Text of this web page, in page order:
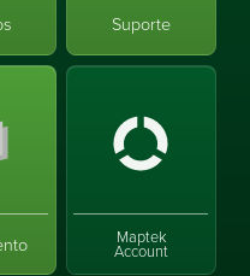
Suporte
Maptek
Account